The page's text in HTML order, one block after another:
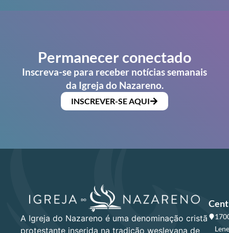
Permanecer conectado
Inscreva-se para receber notícias semanais
da Igreja do Nazareno.
INSCREVER-SE AQUI
A Igreja do Nazareno é uma denominação cristã
protestante inserida na tradição wesleyana de